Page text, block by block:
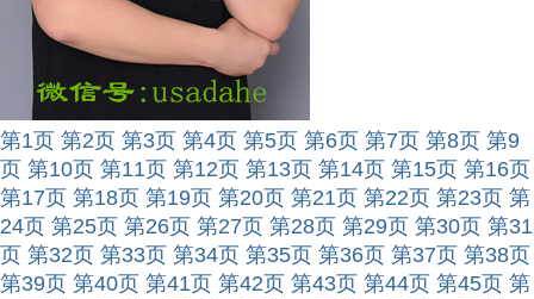
第1页 第2页 第3页 第4页 第5页 第6页 第7页 第8页 第9
页 第10页 第11页 第12页 第13页 第14页 第15页 第16页
第17页 第18页 第19页 第20页 第21页 第22页 第23页 第
24页 第25页 第26页 第27页 第28页 第29页 第30页 第31
页 第32页 第33页 第34页 第35页 第36页 第37页 第38页
第39页 第40页 第41页 第42页 第43页 第44页 第45页 第